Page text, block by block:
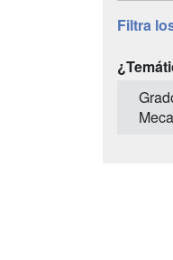
Filtra